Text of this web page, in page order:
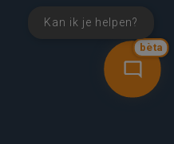
bèta
Kan ik je helpen?